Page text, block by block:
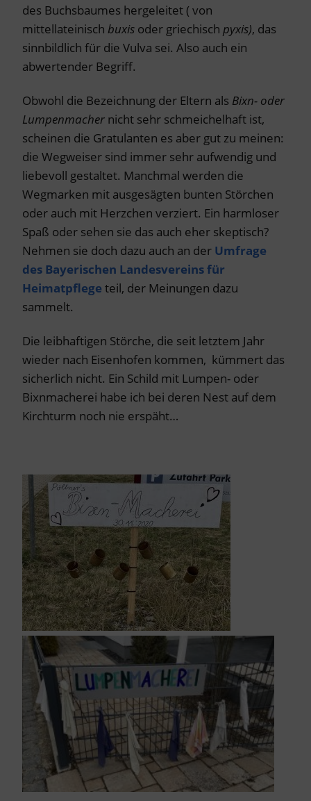
des Buchsbaumes hergeleitet ( von
mittellateinisch buxis oder griechisch pyxis), das
sinnbildlich für die Vulva sei. Also auch ein
abwertender Begriff.
Obwohl die Bezeichnung der Eltern als Bixn- oder
Lumpenmacher nicht sehr schmeichelhaft ist,
scheinen die Gratulanten es aber gut zu meinen:
die Wegweiser sind immer sehr aufwendig und
liebevoll gestaltet. Manchmal werden die
Wegmarken mit ausgesägten bunten Störchen
oder auch mit Herzchen verziert. Ein harmloser
Spaß oder sehen sie das auch eher skeptisch?
Nehmen sie doch dazu auch an der Umfrage
des Bayerischen Landesvereins für
Heimatpflege teil, der Meinungen dazu
sammelt.
Die leibhaftigen Störche, die seit letztem Jahr
wieder nach Eisenhofen kommen, kümmert das
sicherlich nicht. Ein Schild mit Lumpen- oder
Bixnmacherei habe ich bei deren Nest auf dem
Kirchturm noch nie erspäht…